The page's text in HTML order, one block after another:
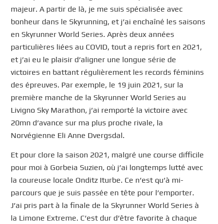
majeur. A partir de là, je me suis spécialisée avec
bonheur dans le Skyrunning, et j’ai enchaîné les saisons
en Skyrunner World Series. Après deux années
particulières liées au COVID, tout a repris fort en 2021,
et j’ai eu le plaisir d’aligner une longue série de
victoires en battant régulièrement les records féminins
des épreuves. Par exemple, le 19 juin 2021, sur la
première manche de la Skyrunner World Series au
Livigno Sky Marathon, j’ai remporté la victoire avec
20mn d’avance sur ma plus proche rivale, la
Norvégienne Eli Anne Dvergsdal.
Et pour clore la saison 2021, malgré une course difficile
pour moi à Gorbeia Suzien, où j’ai longtemps lutté avec
la coureuse locale Onditz Iturbe. Ce n’est qu’à mi-
parcours que je suis passée en tête pour l’emporter.
J’ai pris part à la finale de la Skyrunner World Series à
la Limone Extreme. C’est dur d’être favorite à chaque